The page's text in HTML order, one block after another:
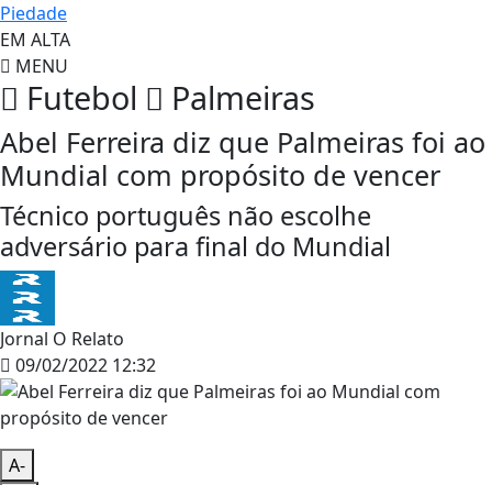
Piedade
EM ALTA
MENU
Futebol Palmeiras
Abel Ferreira diz que Palmeiras foi ao
Mundial com propósito de vencer
Técnico português não escolhe
adversário para final do Mundial
Jornal O Relato
09/02/2022 12:32
A-